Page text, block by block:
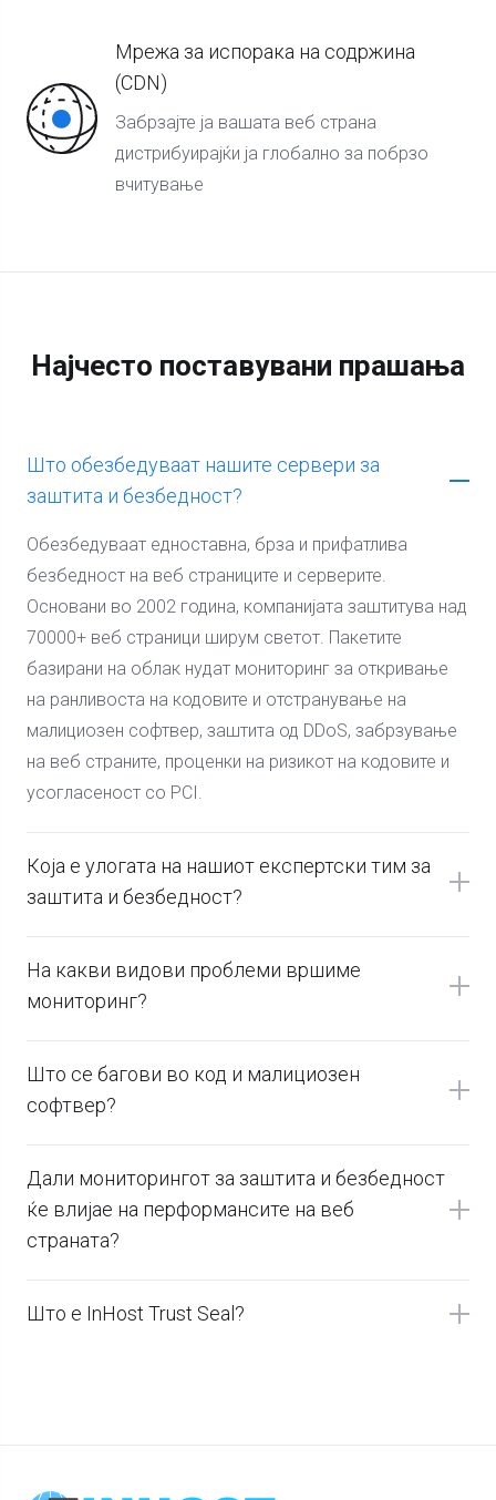
Мрежа за испорака на содржина
(CDN)
Забрзајте ја вашата веб страна
дистрибуирајќи ја глобално за побрзо
вчитување
Најчесто поставувани прашања
Што обезбедуваат нашите сервери за
заштита и безбедност?
Обезбедуваат едноставна, брза и прифатлива
безбедност на веб страниците и серверите.
Основани во 2002 година, компанијата заштитува над
70000+ веб страници ширум светот. Пакетите
базирани на облак нудат мониторинг за откривање
на ранливоста на кодовите и отстранување на
малициозен софтвер, заштита од DDoS, забрзување
на веб страните, проценки на ризикот на кодовите и
усогласеност со PCI.
Која е улогата на нашиот експертски тим за
заштита и безбедност?
На какви видови проблеми вршиме
мониторинг?
Што се багови во код и малициозен
софтвер?
Дали мониторингот за заштита и безбедност
ќе влијае на перформансите на веб
страната?
Што е InHost Trust Seal?